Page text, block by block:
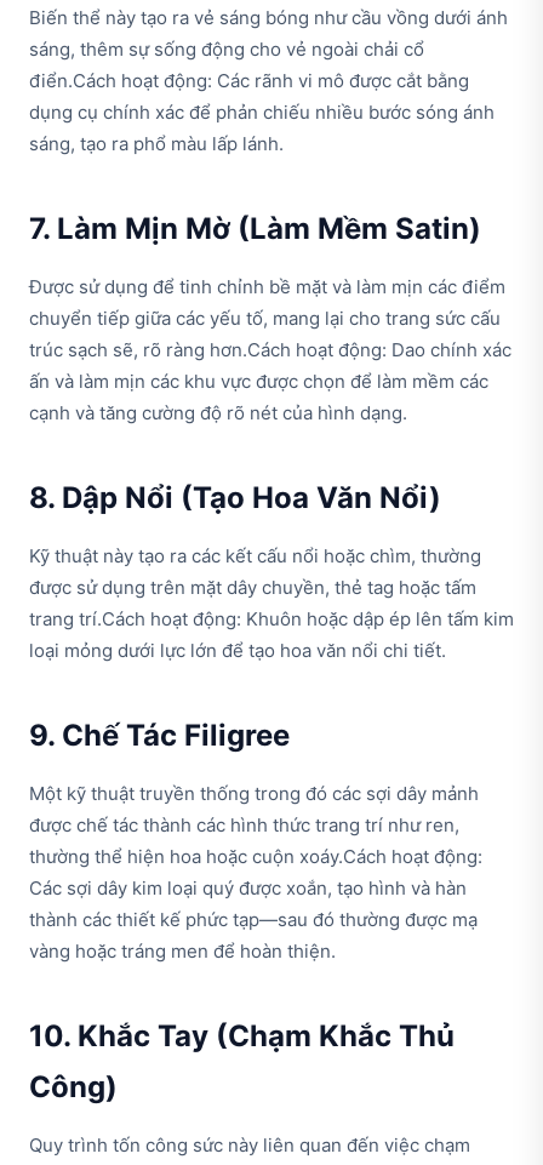
Biến thể này tạo ra vẻ sáng bóng như cầu vồng dưới ánh
sáng, thêm sự sống động cho vẻ ngoài chải cổ
điển.Cách hoạt động: Các rãnh vi mô được cắt bằng
dụng cụ chính xác để phản chiếu nhiều bước sóng ánh
sáng, tạo ra phổ màu lấp lánh.
7. Làm Mịn Mờ (Làm Mềm Satin)
Được sử dụng để tinh chỉnh bề mặt và làm mịn các điểm
chuyển tiếp giữa các yếu tố, mang lại cho trang sức cấu
trúc sạch sẽ, rõ ràng hơn.Cách hoạt động: Dao chính xác
ấn và làm mịn các khu vực được chọn để làm mềm các
cạnh và tăng cường độ rõ nét của hình dạng.
8. Dập Nổi (Tạo Hoa Văn Nổi)
Kỹ thuật này tạo ra các kết cấu nổi hoặc chìm, thường
được sử dụng trên mặt dây chuyền, thẻ tag hoặc tấm
trang trí.Cách hoạt động: Khuôn hoặc dập ép lên tấm kim
loại mỏng dưới lực lớn để tạo hoa văn nổi chi tiết.
9. Chế Tác Filigree
Một kỹ thuật truyền thống trong đó các sợi dây mảnh
được chế tác thành các hình thức trang trí như ren,
thường thể hiện hoa hoặc cuộn xoáy.Cách hoạt động:
Các sợi dây kim loại quý được xoắn, tạo hình và hàn
thành các thiết kế phức tạp—sau đó thường được mạ
vàng hoặc tráng men để hoàn thiện.
10. Khắc Tay (Chạm Khắc Thủ
Công)
Quy trình tốn công sức này liên quan đến việc chạm